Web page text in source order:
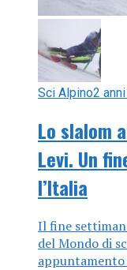
Sci Alpino2
Lo slalom
Levi. Un
l’Italia
Il fine
del Mondo di
appuntamento